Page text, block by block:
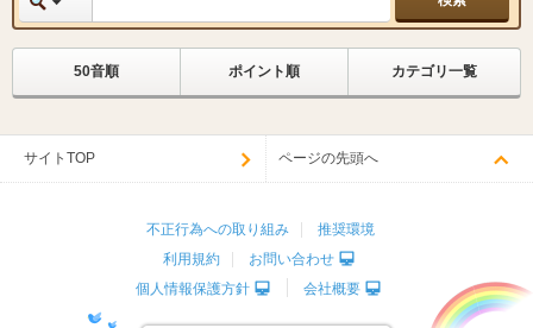
50音順 ポイント順 カテゴリ一覧
サイトTOP ページの先頭へ
不正行為への取り組み
推奨環境
利用規約
お問い合わせ
個人情報保護方針
会社概要